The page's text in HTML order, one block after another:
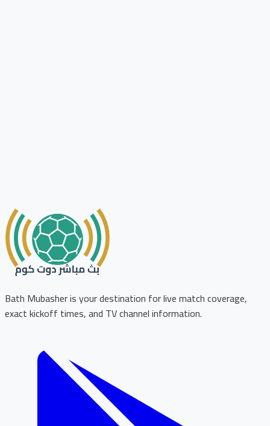
Bath Mubasher is your destination for live match coverage,
exact kickoff times, and TV channel information.